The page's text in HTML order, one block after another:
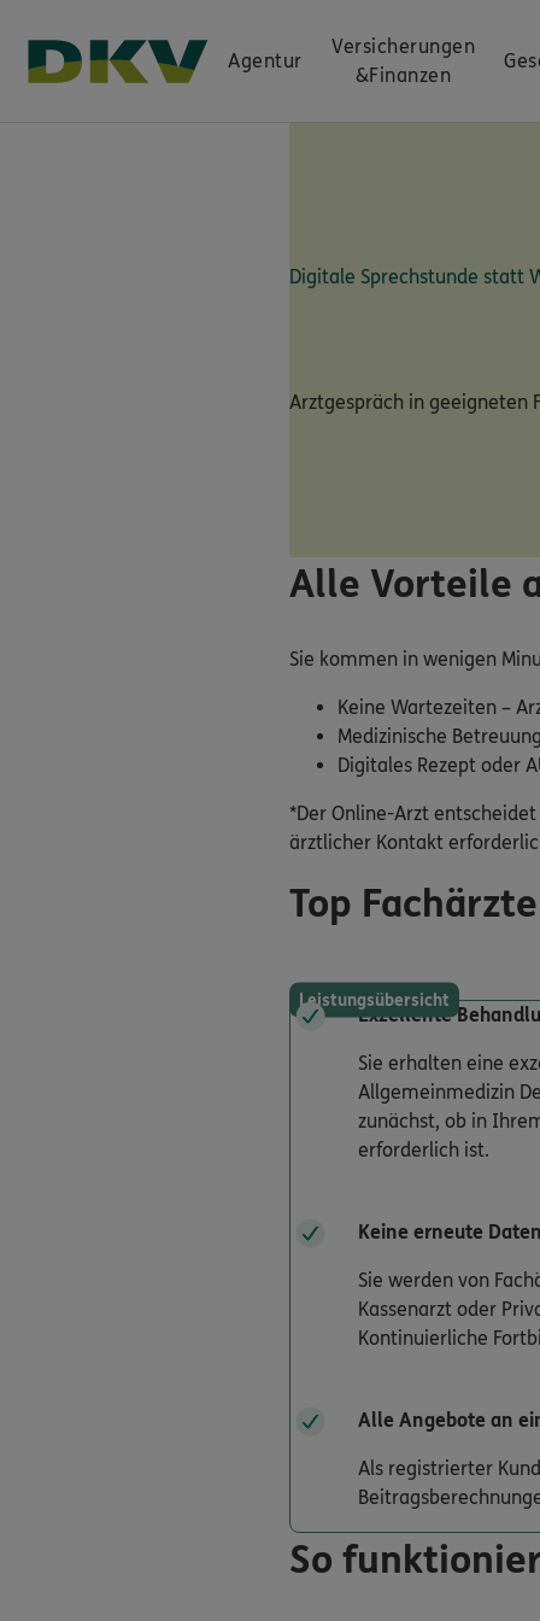
Agentur
Versicherungen
&Finanzen
Digitale Sprechstunde statt
Arztgespräch in geeigneten
Alle Vorteile
Sie kommen in wenigen
Keine Wartezeiten –
Medizinische
Digitales Rezept oder
*Der Online-Arzt
ärztlicher Kontakt
Top Fachärzte
Leistungsübersicht
Exzellente
Sie erhalten eine
Allgemeinmedizin
zunächst, ob in
erforderlich ist.
Keine erneute
Sie werden von
Kassenarzt oder
Kontinuierliche
Alle Angebote an
Als registrierter
So